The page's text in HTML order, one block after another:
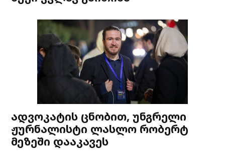
ადვოკატის ცნობით, უნგრელი
ჟურნალისტი ლასლო რობერტ
მეზეში დააკავეს